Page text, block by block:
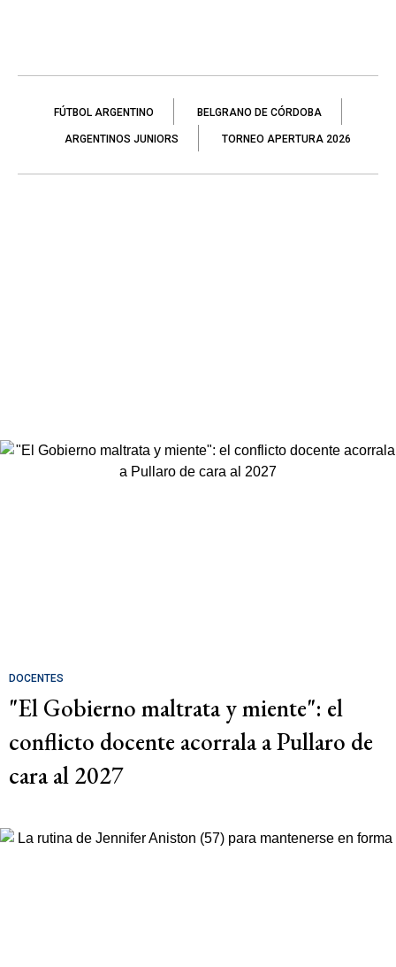
FÚTBOL ARGENTINO BELGRANO DE CÓRDOBA
ARGENTINOS JUNIORS TORNEO APERTURA 2026
DOCENTES
"El Gobierno maltrata y miente": el
conflicto docente acorrala a Pullaro de
cara al 2027